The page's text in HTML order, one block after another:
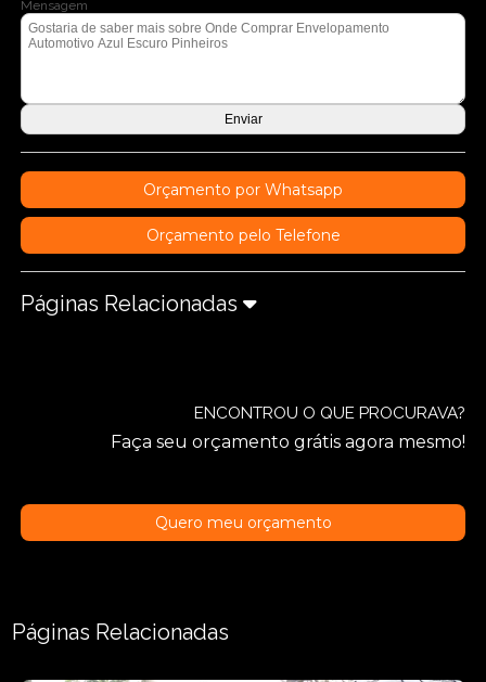
Mensagem
Orçamento por Whatsapp
Orçamento pelo Telefone
Páginas Relacionadas
ENCONTROU O QUE PROCURAVA?
Faça seu orçamento grátis agora mesmo!
Quero meu orçamento
Páginas Relacionadas